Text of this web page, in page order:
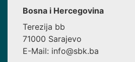
Bosna i Hercegovina
Terezija bb
71000 Sarajevo
E-Mail: info@sbk.ba